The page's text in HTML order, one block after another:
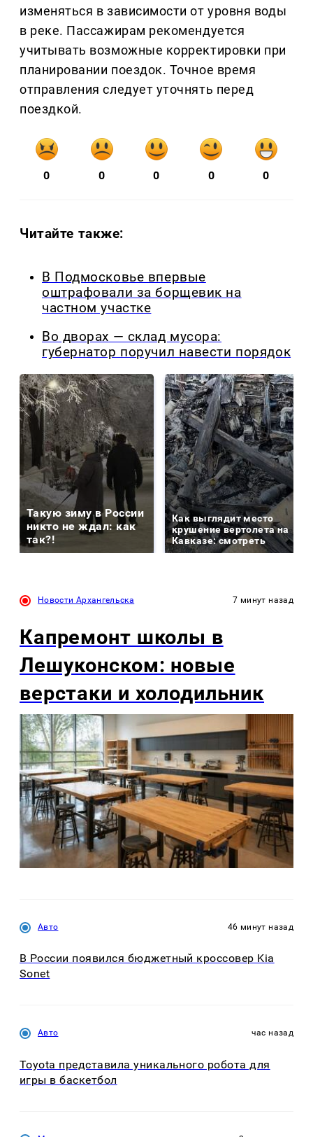
изменяться в зависимости от уровня воды
в реке. Пассажирам рекомендуется
учитывать возможные корректировки при
планировании поездок. Точное время
отправления следует уточнять перед
поездкой.
0 0 0 0 0
Читайте также:
В Подмосковье впервые
оштрафовали за борщевик на
частном участке
Во дворах — склад мусора:
губернатор поручил навести порядок
Такую зиму в России
никто не ждал: как
так?!
Как выглядит место
крушение вертолета на
Кавказе: смотреть
Новости Архангельска 7 минут назад
Капремонт школы в
Лешуконском: новые
верстаки и холодильник
Авто 46 минут назад
В России появился бюджетный кроссовер Kia
Sonet
Авто час назад
Toyota представила уникального робота для
игры в баскетбол